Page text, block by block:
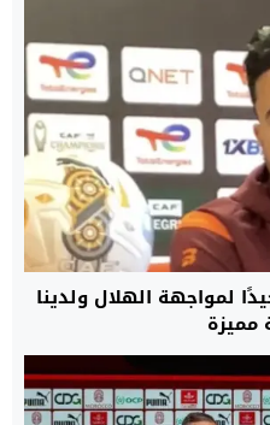
لمواجهة الهلال ولدينا
مميزة